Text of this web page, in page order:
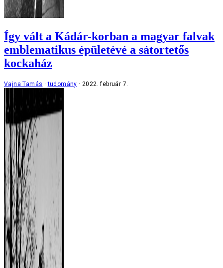
Így vált a Kádár-korban a magyar falvak
emblematikus épületévé a sátortetős
kockaház
Vajna Tamás tudomány 2022. február 7.